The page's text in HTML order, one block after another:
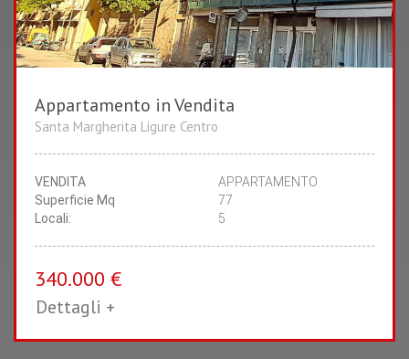
2
Appartamento in Vendita
Santa Margherita Ligure Centro
VENDITA
APPARTAMENTO
Superficie Mq
77
Locali:
5
340.000 €
Dettagli +